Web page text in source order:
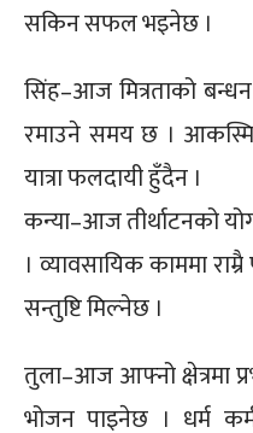
सकिन सफल भइनेछ ।
सिंह–आज मित्रताको
रमाउने समय छ ।
यात्रा फलदायी हुँदैन ।
कन्या–आज तीर्थाटनको
। व्यावसायिक काममा
सन्तुष्टि मिल्नेछ ।
तुला–आज आफ्नो क्षेत्रमा
भोजन पाइनेछ । धर्म